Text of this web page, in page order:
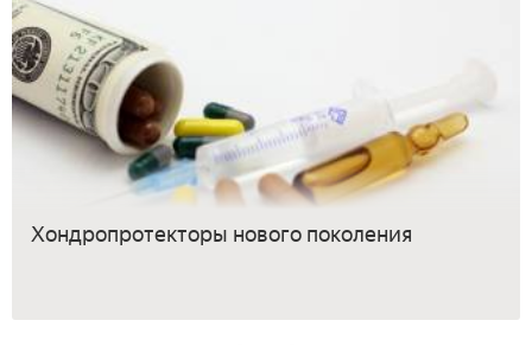
Хондропротекторы нового поколения